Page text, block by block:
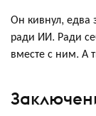
Он кивнул, едва
ради ИИ. Ради
вместе с ним. А